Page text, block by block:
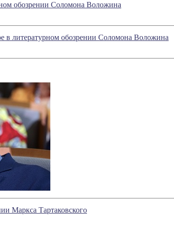
обозрении Соломона Воложина
в литературном обозрении Соломона Воложина
Маркса Тартаковского